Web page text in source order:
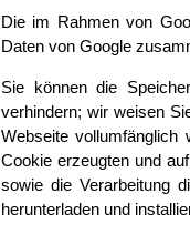
Die im Rahmen von
Daten von Google
Sie können die
verhindern; wir weisen
Webseite
Cookie erzeugten und
sowie die Verarbeitung
herunterladen und